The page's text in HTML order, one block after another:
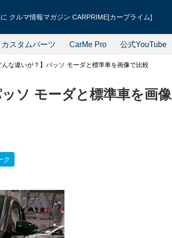
クルマ情報マガジン CARPRIME[カープライム]
カスタムパーツ CarMe Pro 公式YouTube
んな違いが？】パッソ モーダと標準車を画像で比較
ソ モーダと標準車を画像
ク